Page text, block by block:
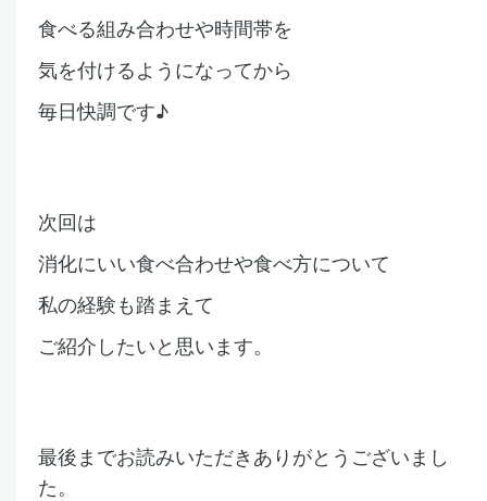
食べる組み合わせや時間帯を
気を付けるようになってから
毎日快調です♪
次回は
消化にいい食べ合わせや食べ方について
私の経験も踏まえて
ご紹介したいと思います。
最後までお読みいただきありがとうございまし
た。